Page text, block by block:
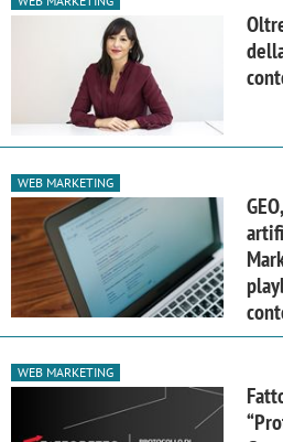
WEB MARKETING
WEB MARKETING